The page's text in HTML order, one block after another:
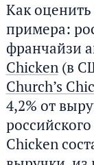
Как
примера:
франчайзи
Chiсken(в
Church’s
4,2% от
Chicken